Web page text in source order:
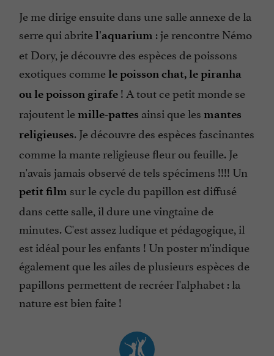
Je me dirige ensuite dans une salle annexe de la
serre qui abritel'aquarium : je rencontre Némo
et Dory, je découvre des espèces de poissons
exotiques commele poisson chat, le piranha
ou le poisson girafe ! A tout ce petit monde se
rajoutent le mille-pattes ainsi que les mantes
religieuses. Je découvre des espèces fascinantes
comme la mante religieuse fleur ou feuille. Je
n'avais jamais observé de tels spécimens !!!! Un
petit film sur le cycle du papillon est diffusé
dans cette salle, il dure une vingtaine de
minutes. C'est assez ludique et pédagogique, il
est idéal pour les enfants ! Un poster m'indique
également que les ailes de plusieurs espèces de
papillons permettent de recréer l'alphabet : la
nature est bien faite !